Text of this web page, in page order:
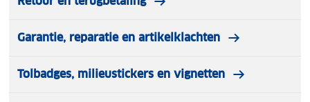
Garantie, reparatie en artikelklachten
Tolbadges, milieustickers en vignetten